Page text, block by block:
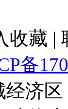
收藏 |
备
经济